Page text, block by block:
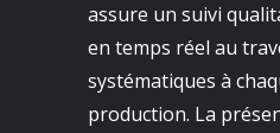
assure un suivi
en temps réel au
systématiques à
production. La